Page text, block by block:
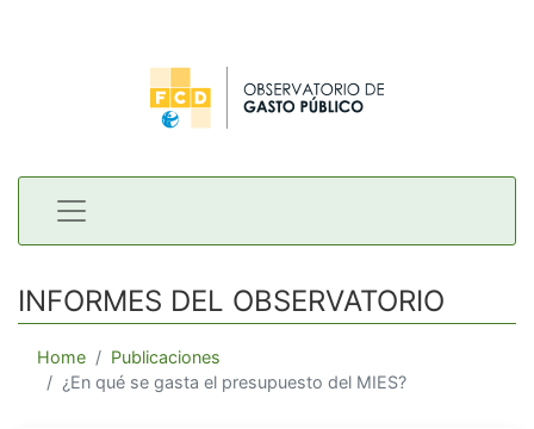
INFORMES DEL OBSERVATORIO
Home
Publicaciones
¿En qué se gasta el presupuesto del MIES?